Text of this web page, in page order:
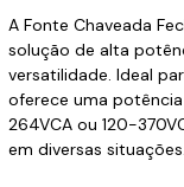
A Fonte Chaveada
solução de alta
versatilidade. Ideal
oferece uma
264VCA ou 120-
em diversas situações.